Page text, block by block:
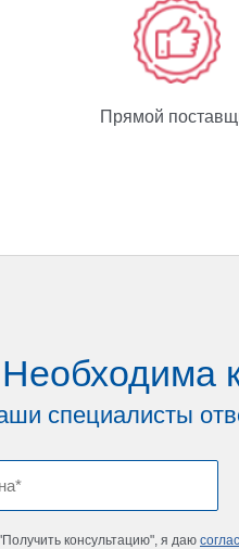
Прямой
Необходима
специалисты
консультацию", я даю